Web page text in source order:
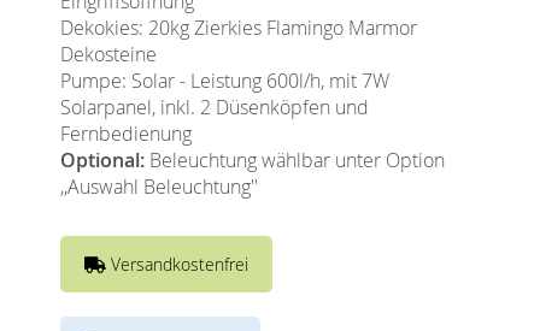
Dekokies: 20kg Zierkies Flamingo Marmor
Dekosteine
Pumpe: Solar - Leistung 600l/h, mit 7W
Solarpanel, inkl. 2 Düsenköpfen und
Fernbedienung
Optional: Beleuchtung wählbar unter Option
,,Auswahl Beleuchtung''
Versandkostenfrei